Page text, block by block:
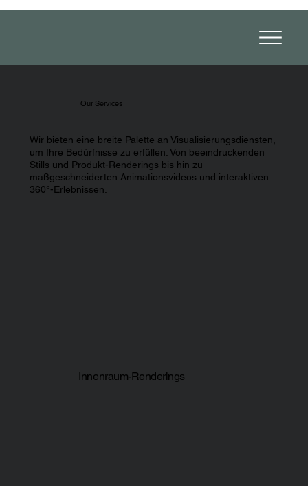
Innenraum-Renderings
Our Services
Wir bieten eine breite Palette an Visualisierungsdiensten,
um Ihre Bedürfnisse zu erfüllen. Von beeindruckenden
Stills und Produkt-Renderings bis hin zu
maßgeschneiderten Animationsvideos und interaktiven
360°-Erlebnissen.